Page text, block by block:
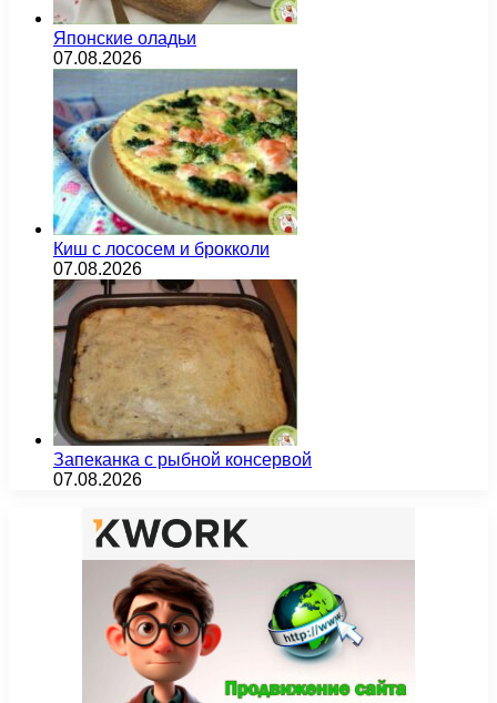
Японские оладьи
07.08.2026
Киш с лососем и брокколи
07.08.2026
Запеканка с рыбной консервой
07.08.2026